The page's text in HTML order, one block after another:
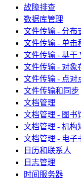
故障排查
数据库管理
文件传输 - 分布
文件传输 - 单击
文件传输 - 基于
文件传输 - 对象
文件传输 - 点对
文件传输和同步
文档管理
文档管理 - 图书
文档管理 - 机构
文档管理 - 电子
日历和联系人
日志管理
时间服务器